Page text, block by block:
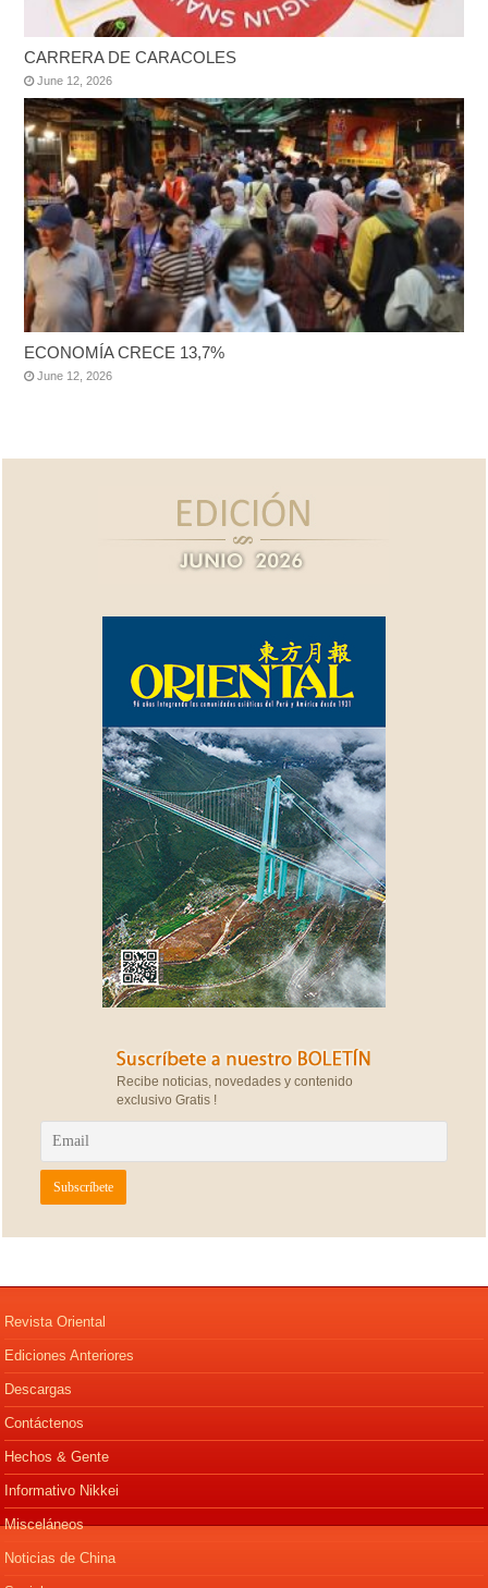
CARRERA DE CARACOLES
June 12, 2026
ECONOMÍA CRECE 13,7%
June 12, 2026
Recibe noticias, novedades y contenido
exclusivo Gratis !
Revista Oriental
Ediciones Anteriores
Descargas
Contáctenos
Hechos & Gente
Informativo Nikkei
Misceláneos
Noticias de China